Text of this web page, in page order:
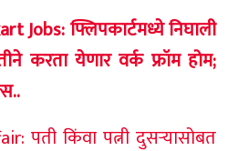
Jobs: फ्लिपकार्टमध्ये निघाली
करता येणार वर्क फ्रॉम होम;
पती किंवा पत्नी दुसऱ्यासोबत